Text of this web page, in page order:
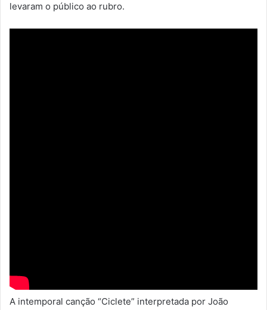
levaram o público ao rubro.
A intemporal canção “Ciclete” interpretada por João